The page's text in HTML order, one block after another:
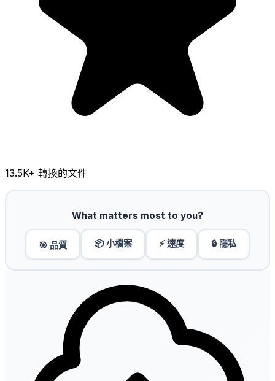
13.5K+ 轉換的文件
What matters most to you?
🎯 品質 📦 小檔案 ⚡ 速度 🔒 隱私